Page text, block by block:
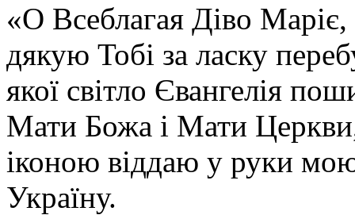
«О Всеблагая Діво
дякую Тобі за ласку
якої світло Євангелія
Мати Божа і Мати
іконою віддаю у руки
Україну.